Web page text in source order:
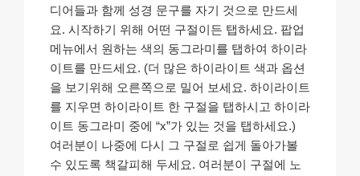
디어들과 함께 성경 문구를 자기 것으로 만드세
요. 시작하기 위해 어떤 구절이든 탭하세요. 팝업
메뉴에서 원하는 색의 동그라미를 탭하여 하이라
이트를 만드세요. (더 많은 하이라이트 색과 옵션
을 보기위해 오른쪽으로 밀어 보세요. 하이라이트
를 지우면 하이라이트 한 구절을 탭하시고 하이라
이트 동그라미 중에 “x”가 있는 것을 탭하세요.)
여러분이 나중에 다시 그 구절로 쉽게 돌아가볼
수 있도록 책갈피해 두세요. 여러분이 구절에 노